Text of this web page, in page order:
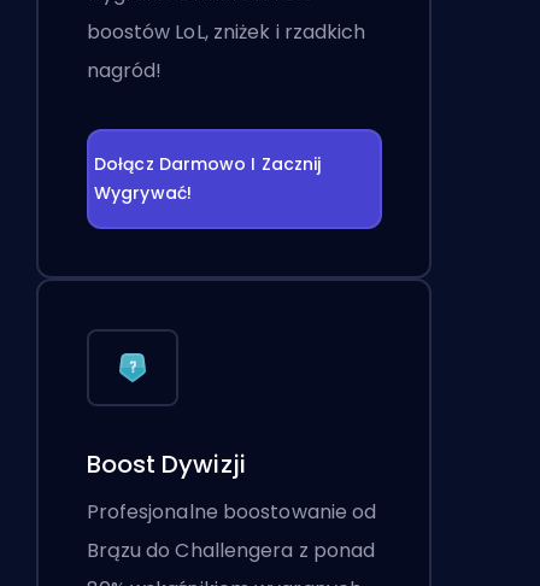
boostów LoL, zniżek i rzadkich
nagród!
Dołącz Darmowo I Zacznij
Wygrywać!
Boost Dywizji
Profesjonalne boostowanie od
Brązu do Challengera z ponad